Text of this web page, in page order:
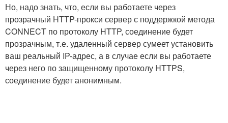
Но, надо знать, что, если вы работаете через
прозрачный HTTP-прокси сервер с поддержкой метода
CONNECT по протоколу HTTP, соединение будет
прозрачным, т.е. удаленный сервер сумеет установить
ваш реальный IP-адрес, а в случае если вы работаете
через него по защищенному протоколу HTTPS,
соединение будет анонимным.